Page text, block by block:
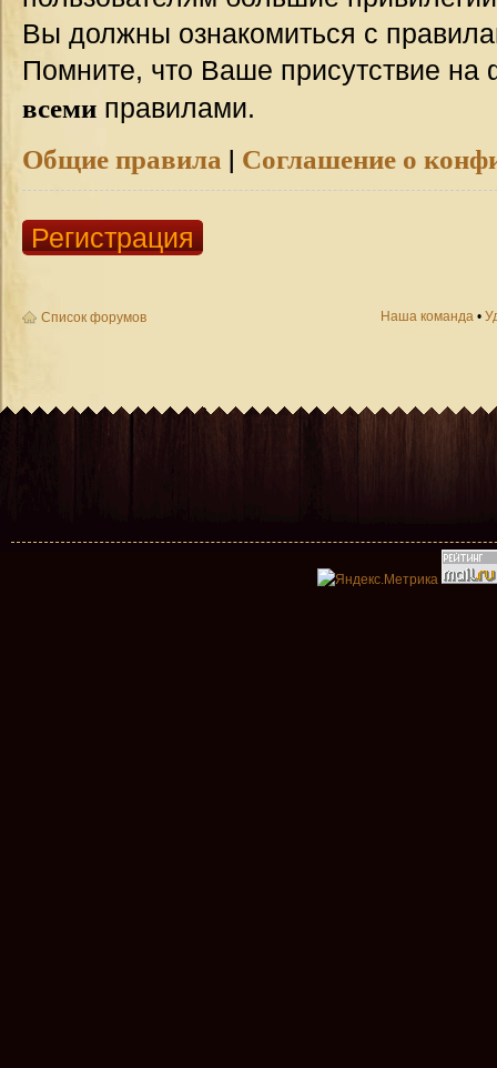
Вы должны ознакомиться с
Помните, что Ваше присутствие на
всеми правилами.
Общие правила | Соглашение о
Регистрация
Список форумов Наша команда •